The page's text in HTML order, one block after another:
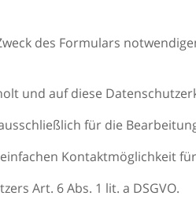
des Formulars
und auf diese
für die
Kontaktmöglichkeit
Art. 6 Abs. 1 lit. a DSGVO.